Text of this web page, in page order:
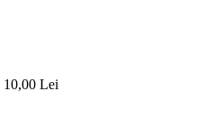
10,00 Lei